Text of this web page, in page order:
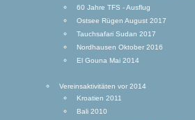
60 Jahre TFS - Ausflug
Ostsee Rügen August 2017
Tauchsafari Sudan 2017
Nordhausen Oktober 2016
El Gouna Mai 2014
Vereinsaktivitäten vor 2014
Kroatien 2011
Bali 2010